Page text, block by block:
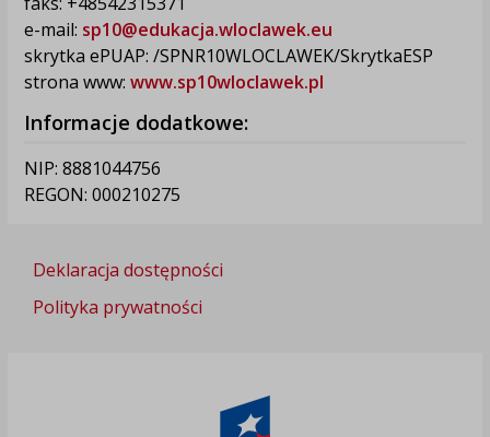
e-mail: sp10@edukacja.wloclawek.eu
skrytka ePUAP: /SPNR10WLOCLAWEK/SkrytkaESP
strona www: www.sp10wloclawek.pl
Informacje dodatkowe:
NIP: 8881044756
REGON: 000210275
Deklaracja dostępności
Polityka prywatności